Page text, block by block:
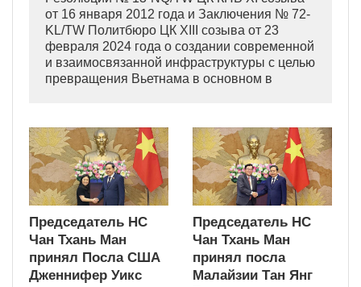
от 16 января 2012 года и Заключения № 72-
KL/TW Политбюро ЦК XIII созыва от 23
февраля 2024 года о создании современной
и взаимосвязанной инфраструктуры с целью
превращения Вьетнама в основном в
Председатель НС
Чан Тхань Ман
принял Посла США
Дженнифер Уикс
Председатель НС
Чан Тхань Ман
принял посла
Малайзии Тан Янг